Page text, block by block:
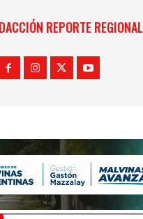
REPORTE REGIONAL